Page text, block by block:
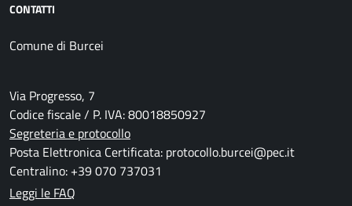
CONTATTI
Comune di Burcei
Via Progresso, 7
Codice fiscale / P. IVA: 80018850927
Segreteria e protocollo
Posta Elettronica Certificata: protocollo.burcei@pec.it
Centralino: +39 070 737031
Leggi le FAQ